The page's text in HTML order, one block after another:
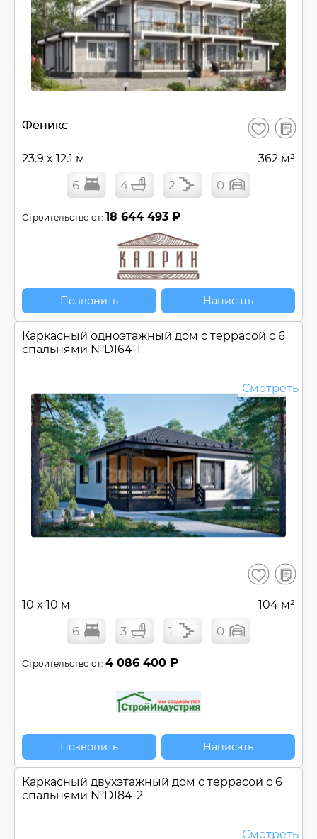
Феникс Сохранить
В
23.9 x 12.1 м 362 м²
6 4 2 0
Строительство от: 18 644 493 ₽
Позвонить Написать
Каркасный одноэтажный дом c террасой с 6
спальнями №D164-1
Смотреть
Сохранить
В
10 x 10 м 104 м²
6 3 1 0
Строительство от: 4 086 400 ₽
Позвонить Написать
Каркасный двухэтажный дом c террасой с 6
спальнями №D184-2
Смотреть